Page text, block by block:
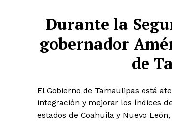
Durante la
gobernador
de
El Gobierno de Tamaulipas está
integración y mejorar los índices
estados de Coahuila y Nuevo